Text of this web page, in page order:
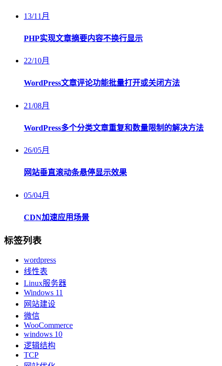
13/11月
PHP实现文章摘要内容不换行显示
22/10月
WordPress文章评论功能批量打开或关闭方法
21/08月
WordPress多个分类文章重复和数量限制的解决方法
26/05月
网站垂直滚动条悬停显示效果
05/04月
CDN加速应用场景
标签列表
wordpress
线性表
Linux服务器
Windows 11
网站建设
微信
WooCommerce
windows 10
逻辑结构
TCP